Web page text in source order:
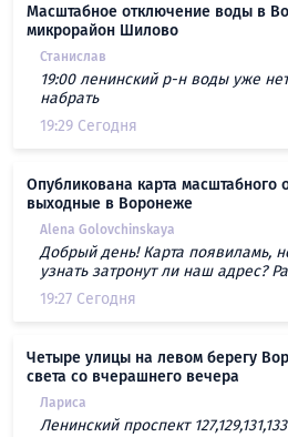
Масштабное отключение воды в
микрорайон Шилово
Станислав
19:00 ленинский р-н воды уже
набрать
19:29 Сегодня
Опубликована карта масштабного
выходные в Воронеже
Alena Golovchinskaya
Добрый день! Карта появиламь,
узнать затронут ли наш адрес?
19:27 Сегодня
Четыре улицы на левом берегу
света со вчерашнего вечера
Лариса
Ленинский проспект